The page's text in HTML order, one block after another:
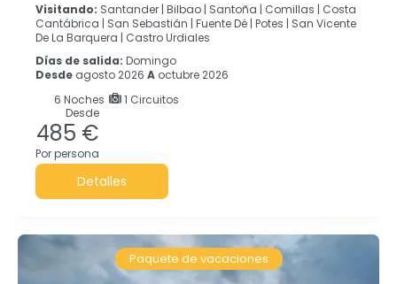
Visitando: Santander | Bilbao | Santoña | Comillas | Costa
Cantábrica | San Sebastián | Fuente Dé | Potes | San Vicente
De La Barquera | Castro Urdiales
Días de salida: Domingo
Desde agosto 2026 A octubre 2026
6 Noches
1 Circuitos
Desde
485 €
Por persona
Detalles
Paquete de vacaciones